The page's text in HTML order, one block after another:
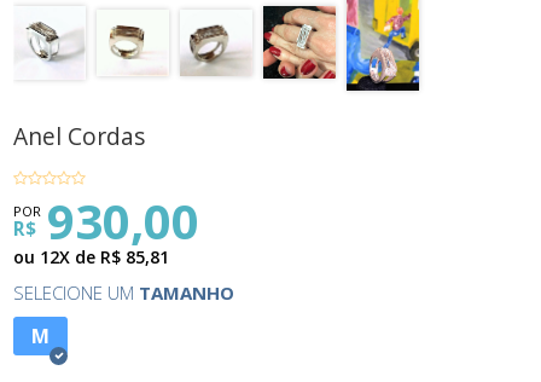
Anel Cordas
POR
R$ 930,00
ou 12X de R$ 85,81
SELECIONE UM TAMANHO
M